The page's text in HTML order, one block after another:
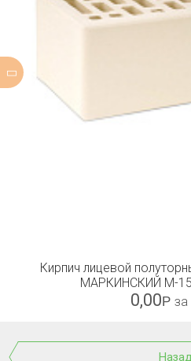
Кирпич лицевой
МАРКИНСКИЙ М-
0,00Р
Назад